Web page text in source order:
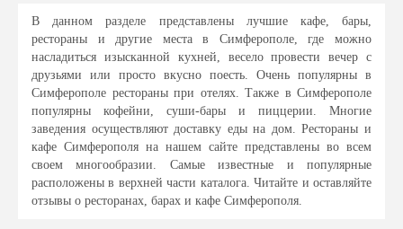
В данном разделе представлены лучшие кафе, бары,
рестораны и другие места в Симферополе, где можно
насладиться изысканной кухней, весело провести вечер с
друзьями или просто вкусно поесть. Очень популярны в
Симферополе рестораны при отелях. Также в Симферополе
популярны кофейни, суши-бары и пиццерии. Многие
заведения осуществляют доставку еды на дом. Рестораны и
кафе Симферополя на нашем сайте представлены во всем
своем многообразии. Самые известные и популярные
расположены в верхней части каталога. Читайте и оставляйте
отзывы о ресторанах, барах и кафе Симферополя.